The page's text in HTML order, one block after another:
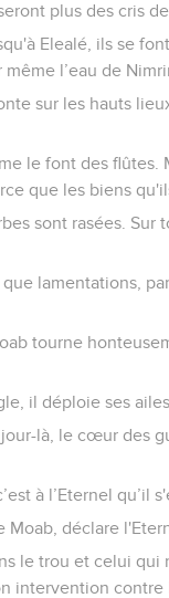
plus des cris
Elealé, ils se
l’eau de
sur les hauts
le font des
que les biens
sont rasées. Sur
lamentations,
tourne
il déploie ses ailes
là, le cœur des
à l’Eternel qu’il
déclare
le trou et celui qui
intervention contre